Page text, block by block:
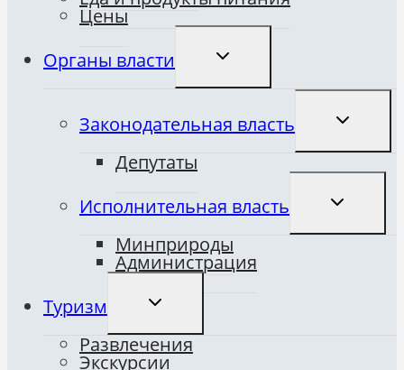
Цены
Органы власти
ПЕРЕКЛЮЧИТЬ
ДОЧЕРНЕЕ
Законодательная власть
Депутаты
Исполнительная власть
Минприроды
Администрация
Туризм
ПЕРЕКЛЮЧИТЬ
ДОЧЕРНЕЕ
Развлечения
Экскурсии